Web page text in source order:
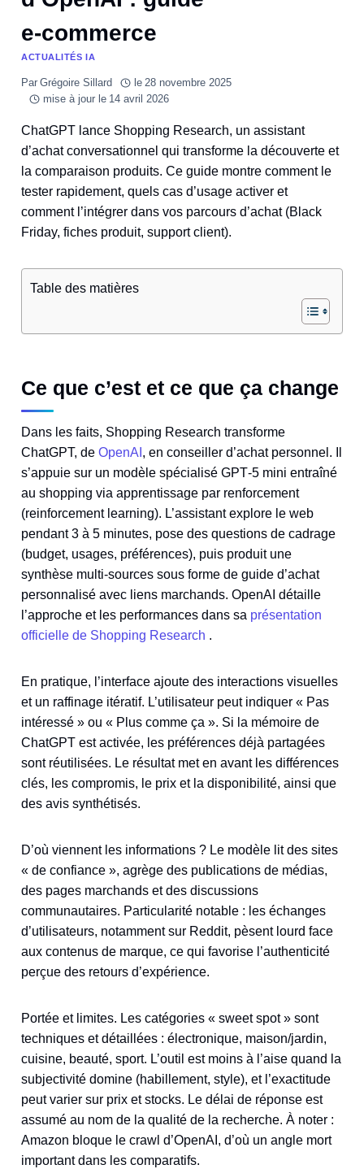
e‑commerce
ACTUALITÉS IA
Par Grégoire Sillard le 28 novembre 2025
mise à jour le 14 avril 2026
ChatGPT lance Shopping Research, un assistant
d’achat conversationnel qui transforme la découverte et
la comparaison produits. Ce guide montre comment le
tester rapidement, quels cas d’usage activer et
comment l’intégrer dans vos parcours d’achat (Black
Friday, fiches produit, support client).
Table des matières
Ce que c’est et ce que ça change
Dans les faits, Shopping Research transforme
ChatGPT, de OpenAI , en conseiller d’achat personnel. Il
s’appuie sur un modèle spécialisé GPT‑5 mini entraîné
au shopping via apprentissage par renforcement
(reinforcement learning). L’assistant explore le web
pendant 3 à 5 minutes, pose des questions de cadrage
(budget, usages, préférences), puis produit une
synthèse multi‑sources sous forme de guide d’achat
personnalisé avec liens marchands. OpenAI détaille
l’approche et les performances dans sa présentation
officielle de Shopping Research .
En pratique, l’interface ajoute des interactions visuelles
et un raffinage itératif. L’utilisateur peut indiquer « Pas
intéressé » ou « Plus comme ça ». Si la mémoire de
ChatGPT est activée, les préférences déjà partagées
sont réutilisées. Le résultat met en avant les différences
clés, les compromis, le prix et la disponibilité, ainsi que
des avis synthétisés.
D’où viennent les informations ? Le modèle lit des sites
« de confiance », agrège des publications de médias,
des pages marchands et des discussions
communautaires. Particularité notable : les échanges
d’utilisateurs, notamment sur Reddit, pèsent lourd face
aux contenus de marque, ce qui favorise l’authenticité
perçue des retours d’expérience.
Portée et limites. Les catégories « sweet spot » sont
techniques et détaillées : électronique, maison/jardin,
cuisine, beauté, sport. L’outil est moins à l’aise quand la
subjectivité domine (habillement, style), et l’exactitude
peut varier sur prix et stocks. Le délai de réponse est
assumé au nom de la qualité de la recherche. À noter :
Amazon bloque le crawl d’OpenAI, d’où un angle mort
important dans les comparatifs.